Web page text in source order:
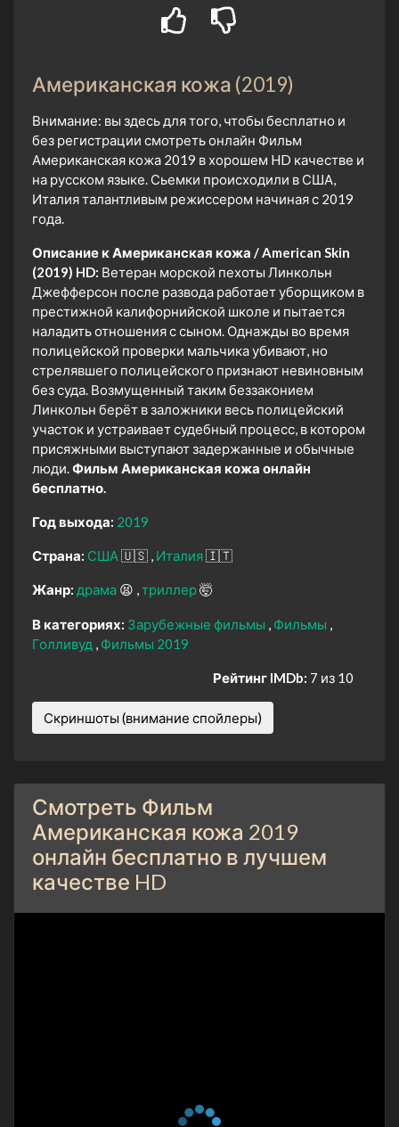
Американская кожа (2019)
Внимание: вы здесь для того, чтобы бесплатно и
без регистрации смотреть онлайн Фильм
Американская кожа 2019 в хорошем HD качестве и
на русском языке. Сьемки происходили в США,
Италия талантливым режиссером начиная с 2019
года.
Описание к Американская кожа / American Skin
(2019) HD: Ветеран морской пехоты Линкольн
Джефферсон после развода работает уборщиком в
престижной калифорнийской школе и пытается
наладить отношения с сыном. Однажды во время
полицейской проверки мальчика убивают, но
стрелявшего полицейского признают невиновным
без суда. Возмущенный таким беззаконием
Линкольн берёт в заложники весь полицейский
участок и устраивает судебный процесс, в котором
присяжными выступают задержанные и обычные
люди. Фильм Американская кожа онлайн
бесплатно.
Год выхода: 2019
Страна: США 🇺🇸 Италия🇮🇹
Жанр: драма 😫 триллер🤯
В категориях: Зарубежные фильмы
Фильмы
Голливуд
Фильмы 2019
Рейтинг IMDb: 7 из 10
Скриншоты (внимание спойлеры)
Смотреть Фильм
Американская кожа 2019
онлайн бесплатно в лучшем
качестве HD